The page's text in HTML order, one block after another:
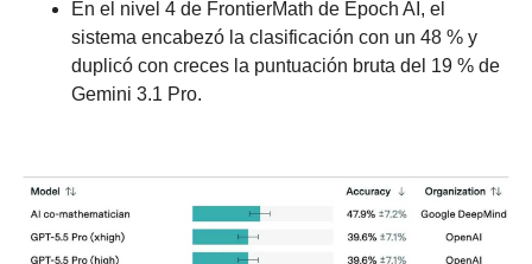
En el nivel 4 de FrontierMath de Epoch AI, el
sistema encabezó la clasificación con un 48 % y
duplicó con creces la puntuación bruta del 19 % de
Gemini 3.1 Pro.